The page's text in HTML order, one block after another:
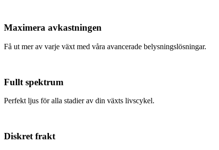
Maximera avkastningen
Få ut mer av varje växt med våra avancerade belysningslösningar.
Fullt spektrum
Perfekt ljus för alla stadier av din växts livscykel.
Diskret frakt